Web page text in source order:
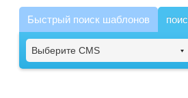
Быстрый поиск шаблонов
Выберите CMS